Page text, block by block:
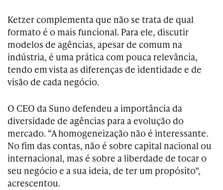
Ketzer complementa que não se trata de qual
formato é o mais funcional. Para ele, discutir
modelos de agências, apesar de comum na
indústria, é uma prática com pouca relevância,
tendo em vista as diferenças de identidade e de
visão de cada negócio.
O CEO da Suno defendeu a importância da
diversidade de agências para a evolução do
mercado. “A homogeneização não é interessante.
No fim das contas, não é sobre capital nacional ou
internacional, mas é sobre a liberdade de tocar o
seu negócio e a sua ideia, de ter um propósito”,
acrescentou.